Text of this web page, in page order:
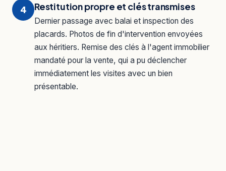
4 Restitution propre et clés transmises
Dernier passage avec balai et inspection des
placards. Photos de fin d'intervention envoyées
aux héritiers. Remise des clés à l'agent immobilier
mandaté pour la vente, qui a pu déclencher
immédiatement les visites avec un bien
présentable.